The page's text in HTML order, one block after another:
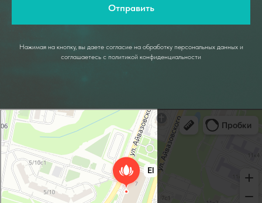
Отправить
Нажимая на кнопку, вы даете согласие на обработку персональных данных и
соглашаетесь c политикой конфиденциальности
Салон красоты EstLab Beauty
Салон красоты в Москве